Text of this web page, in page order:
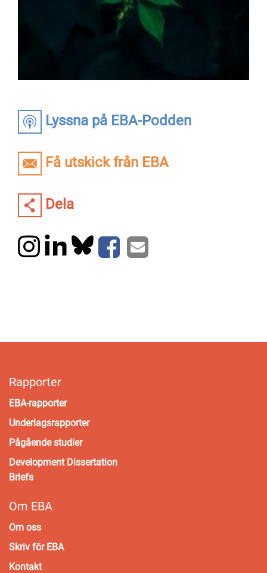
Lyssna på EBA-Podden
Få utskick från EBA
Dela
Rapporter
EBA-rapporter
Underlagsrapporter
Pågående studier
Development Dissertation
Briefs
Om EBA
Om oss
Skriv för EBA
Kontakt